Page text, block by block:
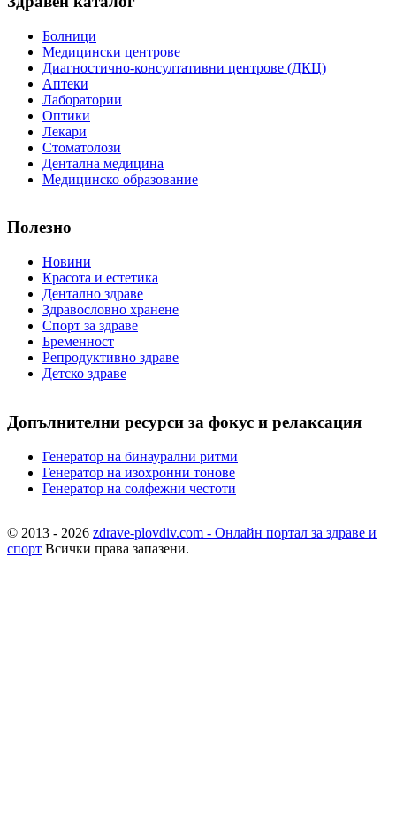
Болници
Медицински центрове
Диагностично-консултативни центрове (ДКЦ)
Аптеки
Лаборатории
Оптики
Лекари
Стоматолози
Дентална медицина
Медицинско образование
Полезно
Новини
Красота и естетика
Дентално здраве
Здравословно хранене
Спорт за здраве
Бременност
Репродуктивно здраве
Детско здраве
Допълнителни ресурси за фокус и релаксация
Генератор на бинаурални ритми
Генератор на изохронни тонове
Генератор на солфежни честоти
© 2013 - 2026 zdrave-plovdiv.com - Онлайн портал за здраве и
спорт Всички права запазени.